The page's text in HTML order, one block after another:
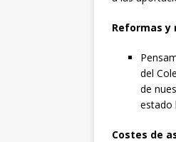
Reformas
del
de
estado
Costes de